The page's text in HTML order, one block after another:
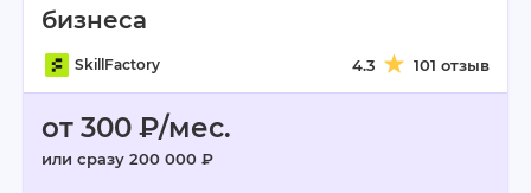
бизнеса
SkillFactory 4.3 101 отзыв
от 300 ₽/мес.
или сразу 200 000 ₽